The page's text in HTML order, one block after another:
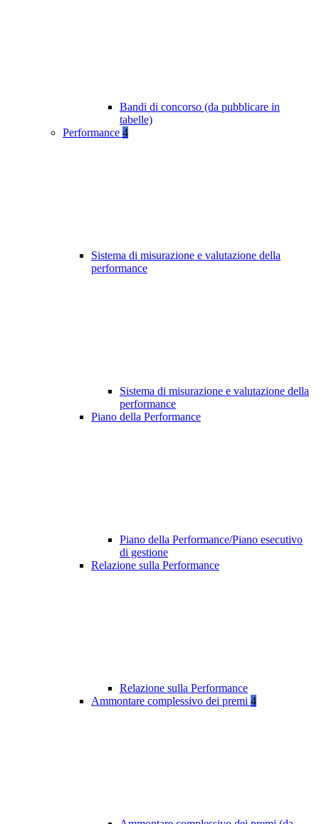
Bandi di concorso (da pubblicare in
tabelle)
Performance 4
Sistema di misurazione e valutazione della
performance
Sistema di misurazione e valutazione della
performance
Piano della Performance
Piano della Performance/Piano esecutivo
di gestione
Relazione sulla Performance
Relazione sulla Performance
Ammontare complessivo dei premi 4